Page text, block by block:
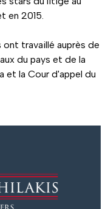
en 2015.
travaillé auprès de
du pays et de la
et la Cour d'appel du